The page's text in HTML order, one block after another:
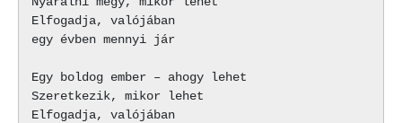
Elfogadja, valójában
egy évben mennyi jár
Egy boldog ember – ahogy lehet
Szeretkezik, mikor lehet
Elfogadja, valójában